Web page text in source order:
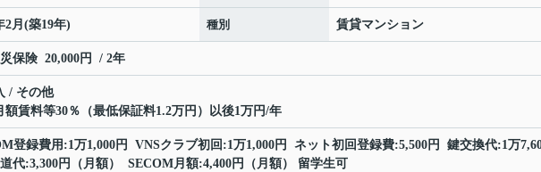
2月(築19年) 種別 賃貸マンション
保険 20,000円 / 2年
/ その他
額賃料等30％（最低保証料1.2万円）以後1万円/年
登録費用:1万1,000円 VNSクラブ初回:1万1,000円 ネット初回登録費:5,500円 鍵交換代:1万
代:3,300円（月額） SECOM月額:4,400円（月額） 留学生可